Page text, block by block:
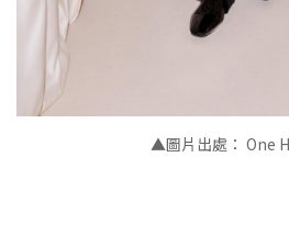
▲圖片出處： One